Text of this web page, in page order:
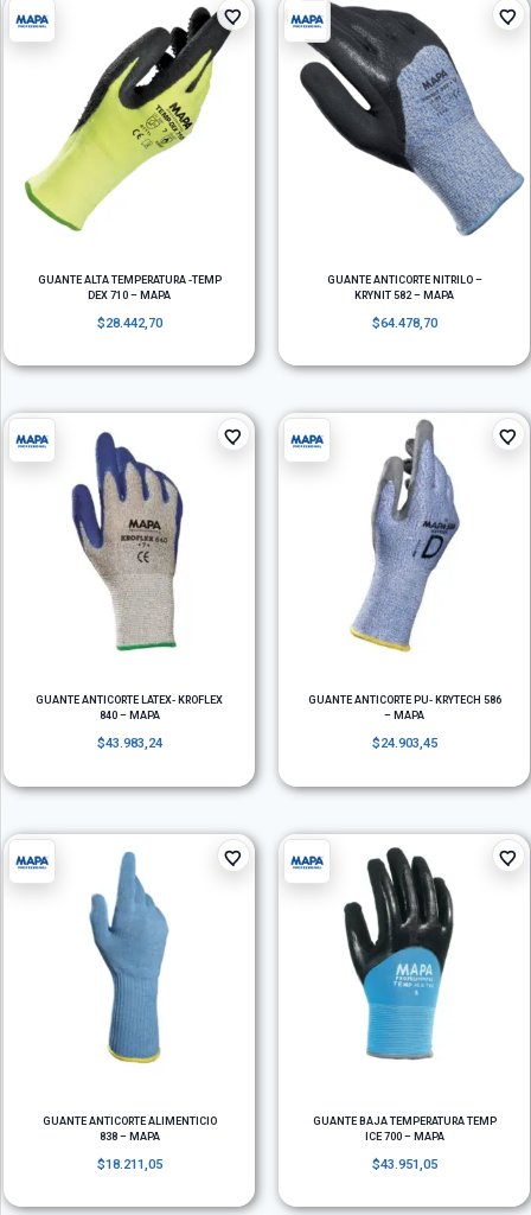
GUANTE ALTA TEMPERATURA -TEMP
DEX 710 – MAPA
$28.442,70
GUANTE ANTICORTE NITRILO –
KRYNIT 582 – MAPA
$64.478,70
GUANTE ANTICORTE LATEX- KROFLEX
840 – MAPA
$43.983,24
GUANTE ANTICORTE PU- KRYTECH 586
– MAPA
$24.903,45
GUANTE ANTICORTE ALIMENTICIO
838 – MAPA
$18.211,05
GUANTE BAJA TEMPERATURA TEMP
ICE 700 – MAPA
$43.951,05